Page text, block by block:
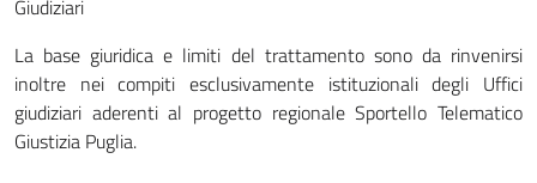
Giudiziari
La base giuridica e limiti del trattamento sono da rinvenirsi
inoltre nei compiti esclusivamente istituzionali degli Uffici
giudiziari aderenti al progetto regionale Sportello Telematico
Giustizia Puglia.